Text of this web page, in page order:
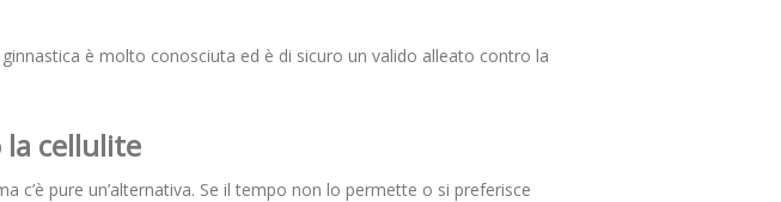
è molto conosciuta ed è di sicuro un valido alleato contro la
cellulite
c’è pure un’alternativa. Se il tempo non lo permette o si preferisce